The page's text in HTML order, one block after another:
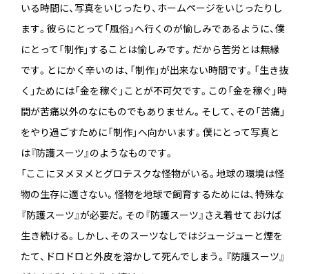
いる時間に、写真をいじったり、ホームページをいじったりし
ます。彼らにとって「風俗」へ行くのが愉しみであるように、僕
にとって「制作」することは愉しみです。だから苦労とは無縁
です。とにかく辛いのは、「制作」が出来ない時間です。「生き抜
く」ためには「金を稼ぐ」ことが不可欠です。この「金を稼ぐ」時
間が苦痛以外のなにものでもありません。そして、その「苦痛」
をやり過ごすために「制作」へ向かいます。僕にとって写真と
は『防護スーツ』のようなものです。
「ここにヌメヌメとグロテスクな怪物がいる。地球の環境は怪
物の生存に適さない。怪物を地球で飼育するためには、特殊な
『防護スーツ』が必要だ。その『防護スーツ』さえ着せておけば
生き続ける。しかし、そのスーツなしではジュージューと煙を
たて、ドロドロと外皮を溶かして死んでしまう。『防護スーツ』